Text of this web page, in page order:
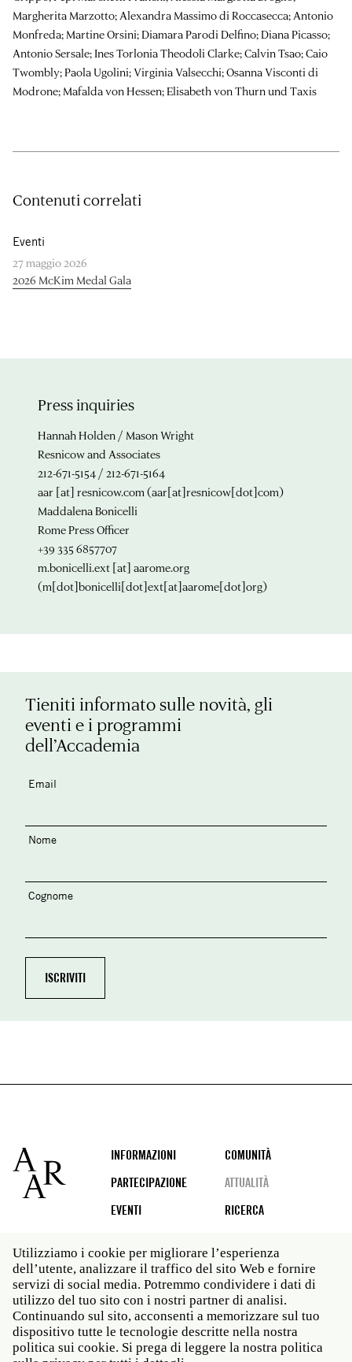
Margherita Marzotto; Alexandra Massimo di Roccasecca; Antonio
Monfreda; Martine Orsini; Diamara Parodi Delfino; Diana Picasso;
Antonio Sersale; Ines Torlonia Theodoli Clarke; Calvin Tsao; Caio
Twombly; Paola Ugolini; Virginia Valsecchi; Osanna Visconti di
Modrone; Mafalda von Hessen; Elisabeth von Thurn und Taxis
Contenuti correlati
Eventi
27 maggio 2026
2026 McKim Medal Gala
Press inquiries
Hannah Holden / Mason Wright
Resnicow and Associates
212-671-5154 / 212-671-5164
aar [at] resnicow.com(aar[at]resnicow[dot]com)
Maddalena Bonicelli
Rome Press Officer
+39 335 6857707
m.bonicelli.ext [at] aarome.org
(m[dot]bonicelli[dot]ext[at]aarome[dot]org)
Tieniti informato sulle novità, gli
eventi e i programmi
dell’Accademia
Email
Nome
Cognome
Footer
INFORMAZIONI
COMUNITÀ
PARTECIPAZIONE
ATTUALITÀ
EVENTI
RICERCA
Social
media
Roma: Via Angelo Masina 5 00153 Roma ITALIA · t 39
06 58461 · f 39 06 5810788
New York: 535 West 22nd Street Third Floor New York
Utilizziamo i cookie per migliorare l’esperienza
dell’utente, analizzare il traffico del sito Web e fornire
servizi di social media. Potremmo condividere i dati di
utilizzo del tuo sito con i nostri partner di analisi.
Continuando sul sito, acconsenti a memorizzare sul tuo
dispositivo tutte le tecnologie descritte nella nostra
politica sui cookie. Si prega di leggere la nostra politica